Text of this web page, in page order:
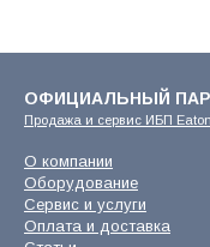
ОФИЦИАЛЬНЫЙ
Продажа и сервис ИБП
О компании
Оборудование
Сервис и услуги
Оплата и доставка